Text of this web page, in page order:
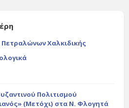
Χαλκιδικής
Πολιτισμού
(Μετόχι) στα Ν. Φλογητά